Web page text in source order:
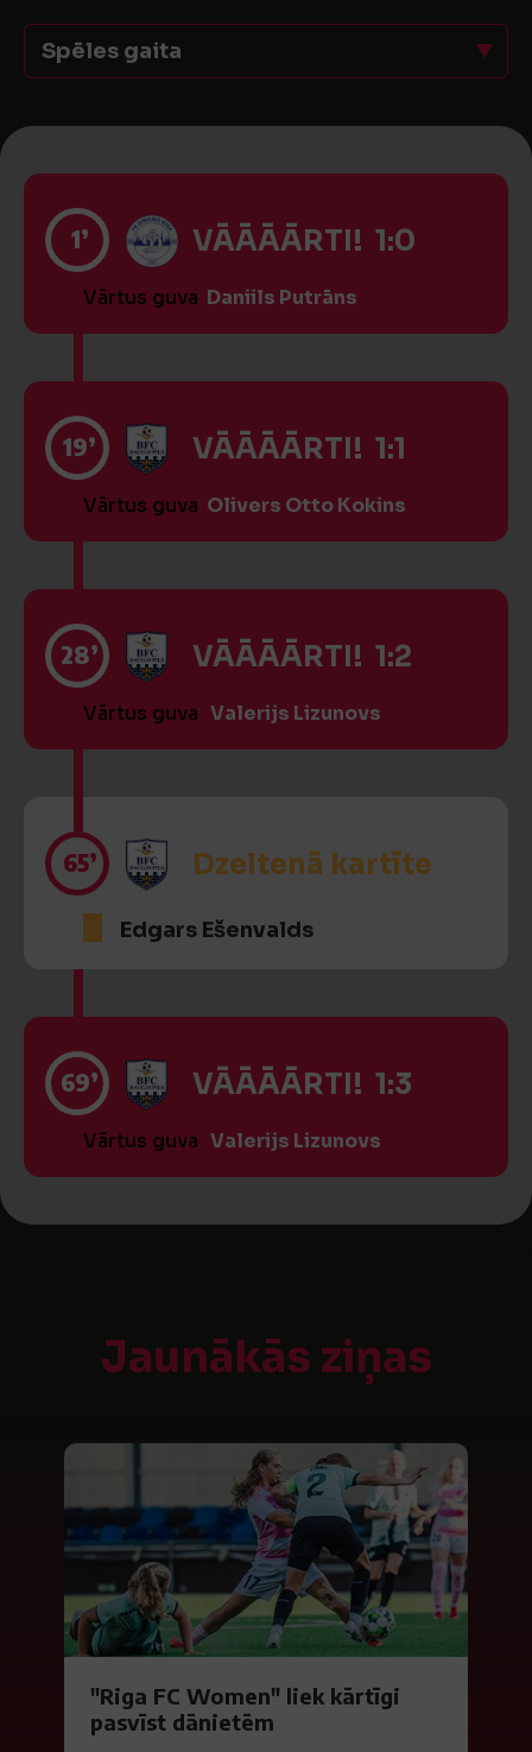
Spēles gaita
1’ VĀĀĀĀRTI! 1:0
Vārtus guva Daniils Putrāns
19’ VĀĀĀĀRTI! 1:1
Vārtus guva Olivers Otto Kokins
28’ VĀĀĀĀRTI! 1:2
Vārtus guva Valerijs Lizunovs
65’ Dzeltenā kartīte
Edgars Ešenvalds
69’ VĀĀĀĀRTI! 1:3
Vārtus guva Valerijs Lizunovs
Jaunākās ziņas
"Riga FC Women" liek kārtīgi
pasvīst dānietēm